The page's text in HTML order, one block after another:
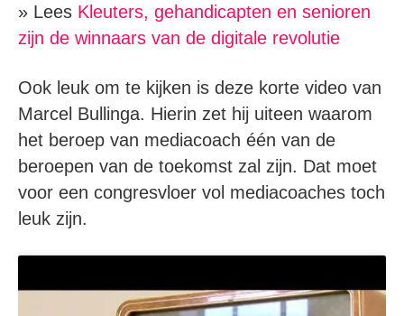
» Lees Kleuters, gehandicapten en senioren
zijn de winnaars van de digitale revolutie
Ook leuk om te kijken is deze korte video van
Marcel Bullinga. Hierin zet hij uiteen waarom
het beroep van mediacoach één van de
beroepen van de toekomst zal zijn. Dat moet
voor een congresvloer vol mediacoaches toch
leuk zijn.